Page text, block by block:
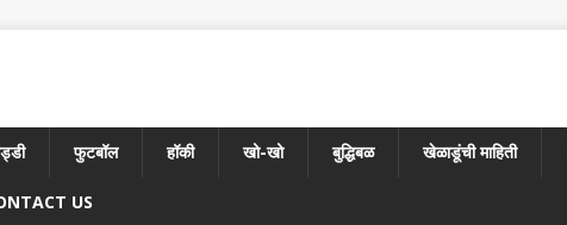
फुटबॉल हॉकी खो-खो बुद्धिबळ खेळाडूंची माहिती
US